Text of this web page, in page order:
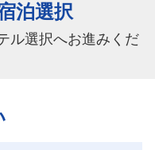
泊選択
ル選択へお進みくだ